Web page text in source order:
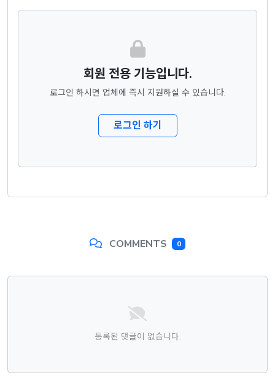
회원 전용 기능입니다.
로그인 하시면 업체에 즉시 지원하실 수 있습니다.
로그인 하기
COMMENTS 0
댓글목록
등록된 댓글이 없습니다.